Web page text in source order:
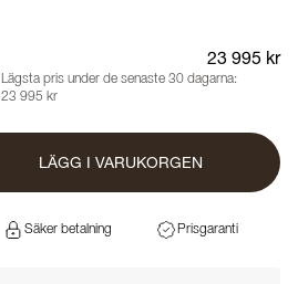
23 995 kr
Lägsta pris under de senaste 30 dagarna:
23 995 kr
LÄGG I VARUKORGEN
Säker betalning Prisgaranti